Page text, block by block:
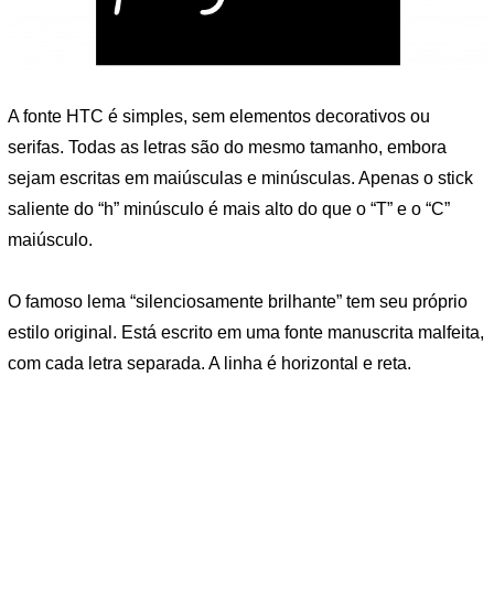
A fonte HTC é simples, sem elementos decorativos ou
serifas. Todas as letras são do mesmo tamanho, embora
sejam escritas em maiúsculas e minúsculas. Apenas o stick
saliente do “h” minúsculo é mais alto do que o “T” e o “C”
maiúsculo.
O famoso lema “silenciosamente brilhante” tem seu próprio
estilo original. Está escrito em uma fonte manuscrita malfeita,
com cada letra separada. A linha é horizontal e reta.